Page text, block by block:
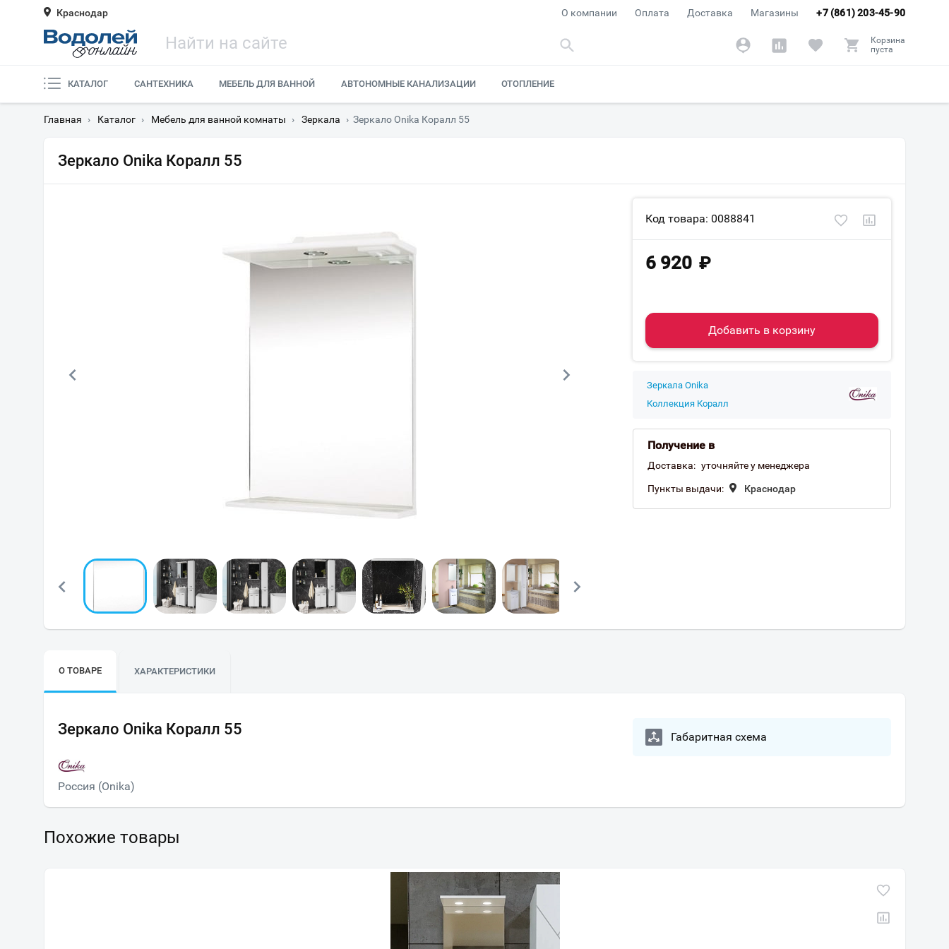
Краснодар +7 (861) 203-45-90
О компании Оплата Доставка Магазины
Корзина
пуста
КАТАЛОГ САНТЕХНИКА МЕБЕЛЬ ДЛЯ ВАННОЙ АВТОНОМНЫЕ КАНАЛИЗАЦИИ ОТОПЛЕНИЕ
Главная › Каталог › Мебель для ванной комнаты › Зеркала › Зеркало Onika Коралл 55
Зеркало Onika Коралл 55
Код товара: 0088841
6 920 ₽
Добавить в корзину
Зеркала Onika
Коллекция Коралл
Получение в
Доставка: уточняйте у менеджера
Пункты выдачи: Краснодар
О ТОВАРЕ ХАРАКТЕРИСТИКИ
Зеркало Onika Коралл 55
Россия (Onika)
Габаритная схема
Похожие товары